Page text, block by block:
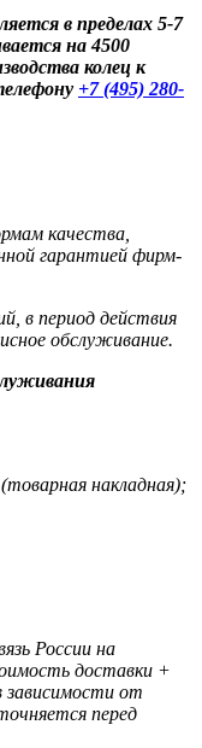
в пределах 5-7
на 4500
колец к
+7 (495) 280-
качества,
гарантией фирм-
в период действия
обслуживание.
накладная);
России на
доставки +
зависимости от
перед